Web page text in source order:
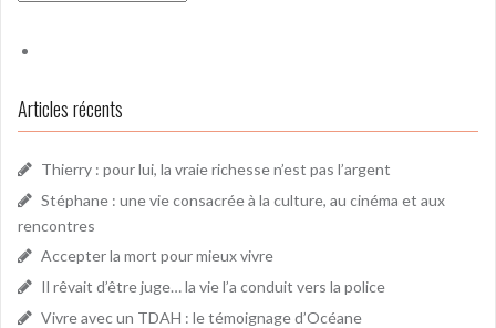
Articles récents
Thierry : pour lui, la vraie richesse n’est pas l’argent
Stéphane : une vie consacrée à la culture, au cinéma et aux
rencontres
Accepter la mort pour mieux vivre
Il rêvait d’être juge… la vie l’a conduit vers la police
Vivre avec un TDAH : le témoignage d’Océane